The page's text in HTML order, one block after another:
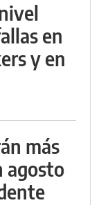
en
y en
más
agosto